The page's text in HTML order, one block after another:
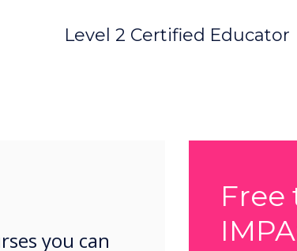
Level 2 Certified Educator
you can